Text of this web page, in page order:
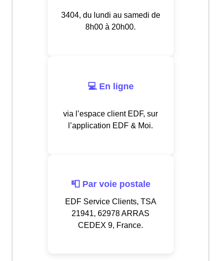
3404, du lundi au samedi de
8h00 à 20h00.
💻 En ligne
via l’espace client EDF, sur
l’application EDF & Moi.
📮 Par voie postale
EDF Service Clients, TSA
21941, 62978 ARRAS
CEDEX 9, France.